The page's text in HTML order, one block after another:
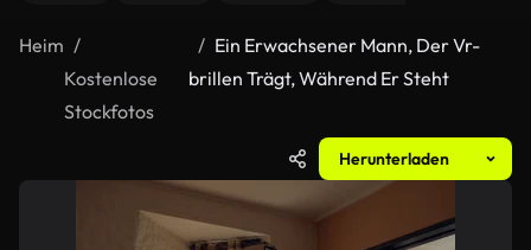
Heim
Kostenlose
Stockfotos
Ein Erwachsener Mann, Der Vr-
brillen Trägt, Während Er Steht
Herunterladen